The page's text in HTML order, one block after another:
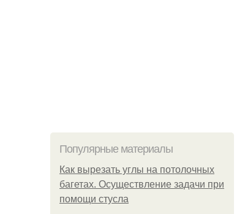
Популярные материалы
Как вырезать углы на потолочных
багетах. Осуществление задачи при
помощи стусла